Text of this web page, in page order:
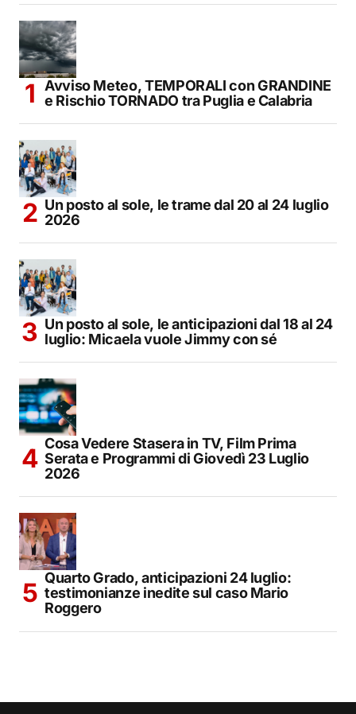
Avviso Meteo, TEMPORALI con GRANDINE
e Rischio TORNADO tra Puglia e Calabria
Un posto al sole, le trame dal 20 al 24 luglio
2026
Un posto al sole, le anticipazioni dal 18 al 24
luglio: Micaela vuole Jimmy con sé
Cosa Vedere Stasera in TV, Film Prima
Serata e Programmi di Giovedì 23 Luglio
2026
Quarto Grado, anticipazioni 24 luglio:
testimonianze inedite sul caso Mario
Roggero